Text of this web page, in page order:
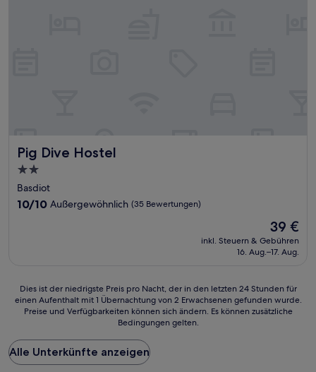
Pig Dive Hostel
Pig Dive Hostel
2.0-
Sterne-
Unterkunft
Basdiot
10.0
10/10 Außergewöhnlich (35 Bewertungen)
Der
Preis
beträgt
39 €
inkl. Steuern & Gebühren
16. Aug.–17. Aug.
Dies
ist
Preis
pro
Nacht,
Dies ist der niedrigste Preis pro Nacht, der in den letzten 24 Stunden für
einen Aufenthalt mit 1 Übernachtung von 2 Erwachsenen gefunden wurde.
Preise und Verfügbarkeiten können sich ändern. Es können zusätzliche
Bedingungen gelten.
Alle Unterkünfte anzeigen